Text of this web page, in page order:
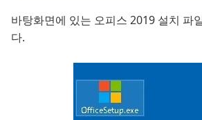
바탕화면에 있는 오피스 2019 설치 파
다.